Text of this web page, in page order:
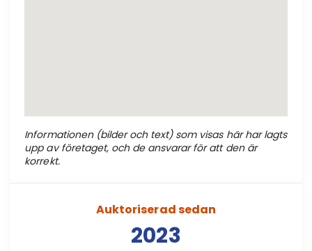
Informationen (bilder och text) som visas här har lagts
upp av företaget, och de ansvarar för att den är
korrekt.
Auktoriserad sedan
2023